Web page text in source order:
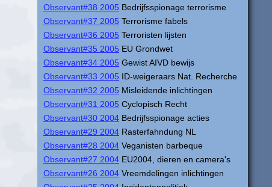
Observant#38 2005 Bedrijfsspionage terrorisme
Observant#37 2005 Terrorisme fabels
Observant#36 2005 Terroristen lijsten
Observant#35 2005 EU Grondwet
Observant#34 2005 Gewist AIVD bewijs
Observant#33 2005 ID-weigeraars Nat. Recherche
Observant#32 2005 Misleidende inlichtingen
Observant#31 2005 Cyclopisch Recht
Observant#30 2004 Bedrijfsspionage acties
Observant#29 2004 Rasterfahndung NL
Observant#28 2004 Veganisten barbeque
Observant#27 2004 EU2004, dieren en camera's
Observant#26 2004 Vreemdelingen inlichtingen